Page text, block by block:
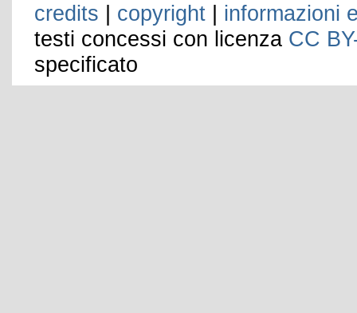
credits | copyright | informazioni
testi concessi con licenza CC
specificato